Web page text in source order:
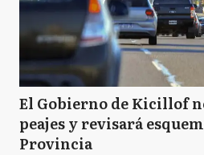
El Gobierno de Kicillof
peajes y revisará
Provincia